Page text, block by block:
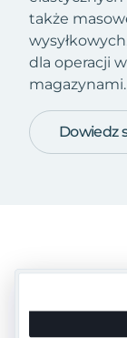
także
dla operacji
magazynami.
Dowiedz